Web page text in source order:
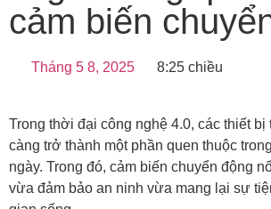
cảm biến
Tháng 5 8, 2025 8:25 chiều
Trong thời đại công nghệ 4.0, các thiết bị
càng trở thành một phần quen thuộc
ngày. Trong đó, cảm biến chuyển động
vừa đảm bảo an ninh vừa mang lại sự